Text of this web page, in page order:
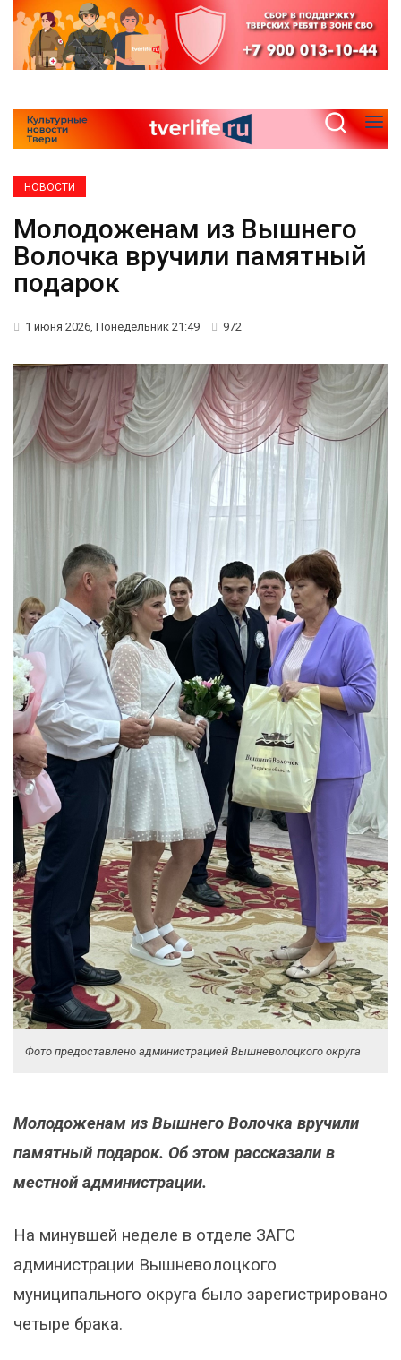
НОВОСТИ
Молодоженам из Вышнего
Волочка вручили памятный
подарок
1 июня 2026, Понедельник 21:49 972
Фото предоставлено администрацией Вышневолоцкого округа
Молодоженам из Вышнего Волочка вручили
памятный подарок. Об этом рассказали в
местной администрации.
На минувшей неделе в отделе ЗАГС
администрации Вышневолоцкого
муниципального округа было зарегистрировано
четыре брака.